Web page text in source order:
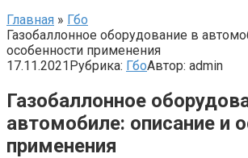
Главная » Гбо
Газобаллонное оборудование в
особенности применения
17.11.2021Рубрика: ГбоАвтор: admin
Газобаллонное
автомобиле: описание и
применения